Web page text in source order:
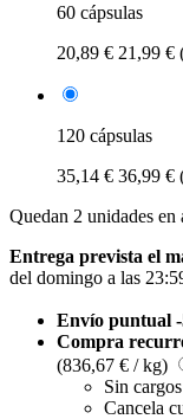
60 cápsulas
20,89 € 21,99 €
120 cápsulas
35,14 € 36,99 €
Quedan 2 unidades en
Entrega prevista el
del domingo a las
Envío puntual
Compra
(836,67 € / kg)
Sin
Cancela